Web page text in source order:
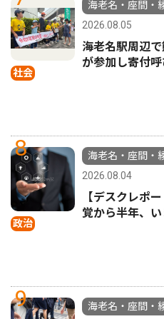
社会
海老名・座間・
2026.08.05
海老名駅周辺
が参加し寄付
8
政治
海老名・座間・
2026.08.04
【デスクレポ
覚から半年、
9
海老名・座間・